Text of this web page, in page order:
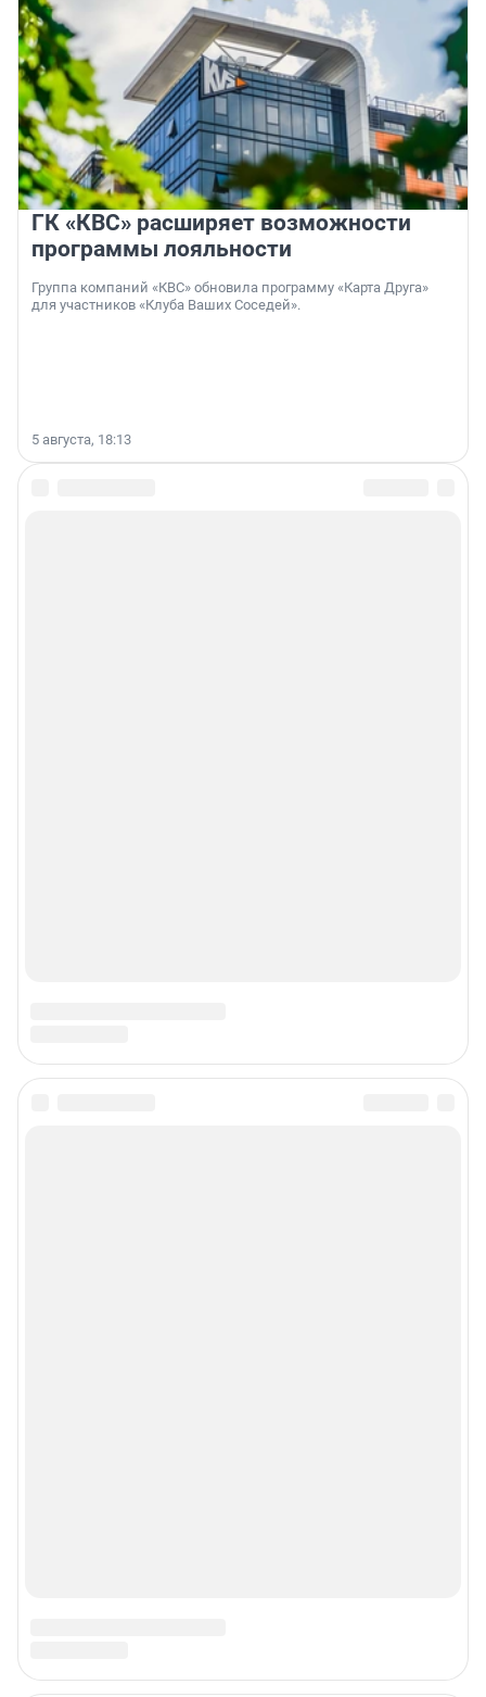
ГК «КВС» расширяет возможности
программы лояльности
Группа компаний «КВС» обновила программу «Карта Друга»
для участников «Клуба Ваших Соседей».
5 августа, 18:13